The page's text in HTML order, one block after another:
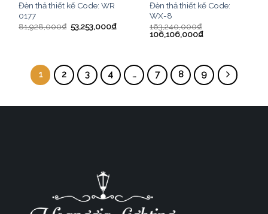
Đèn thả thiết kế Code: WR
0177
81,928,000₫ 53,253,000₫
Đèn thả thiết kế Code:
WX-8
163,240,000₫
106,106,000₫
1 2 3 4 … 7 8 9